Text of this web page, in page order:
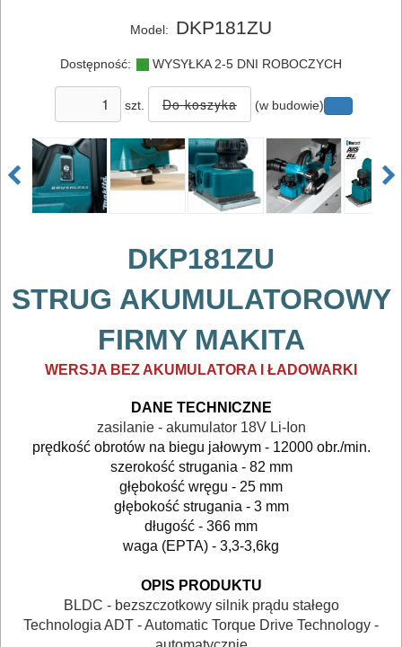
Model: DKP181ZU
Dostępność: WYSYŁKA 2-5 DNI ROBOCZYCH
szt. (w budowie)
DKP181ZU
STRUG AKUMULATOROWY
FIRMY MAKITA
WERSJA BEZ AKUMULATORA I ŁADOWARKI
DANE TECHNICZNE
zasilanie - akumulator 18V Li-Ion
prędkość obrotów na biegu jałowym - 12000 obr./min.
szerokość strugania - 82 mm
głębokość wręgu - 25 mm
głębokość strugania - 3 mm
długość - 366 mm
waga (EPTA) - 3,3-3,6kg
OPIS PRODUKTU
BLDC - bezszczotkowy silnik prądu stałego
Technologia ADT - Automatic Torque Drive Technology -